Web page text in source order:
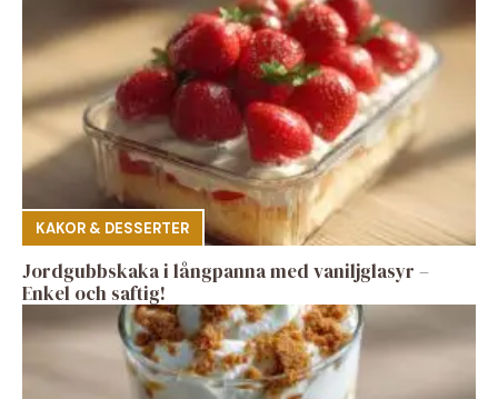
KAKOR & DESSERTER
Jordgubbskaka i långpanna med vaniljglasyr –
Enkel och saftig!